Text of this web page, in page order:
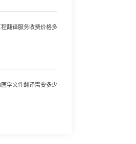
翻译服务收费价格多
学文件翻译需要多少